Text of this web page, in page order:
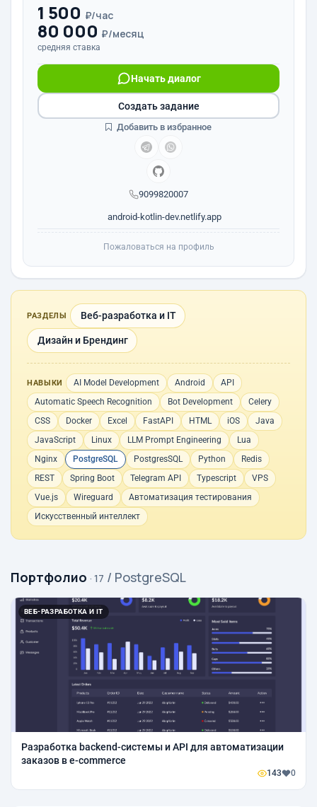
1 500 ₽/час
80 000 ₽/месяц
средняя ставка
9099820007
Начать диалог
android-kotlin-dev.netlify.app
Создать задание
Добавить в избранное
Пожаловаться на профиль
РАЗДЕЛЫ Веб-разработка и IT
Дизайн и Брендинг
НАВЫКИ AI Model Development Android
API
Automatic Speech Recognition
Bot Development
Celery
CSS
Docker Excel FastAPI HTML iOS
Java
JavaScript
Linux LLM Prompt Engineering
Lua
Nginx
PostgreSQL PostgresSQL Python
Redis
REST
Spring Boot Telegram API Typescript
VPS
Vue.js
Wireguard
Автоматизация тестирования
Искусственный интеллект
Портфолио · 17 / PostgreSQL
ВЕБ-РАЗРАБОТКА И IT
Разработка backend-системы и API для автоматизации
заказов в e-commerce
143 0